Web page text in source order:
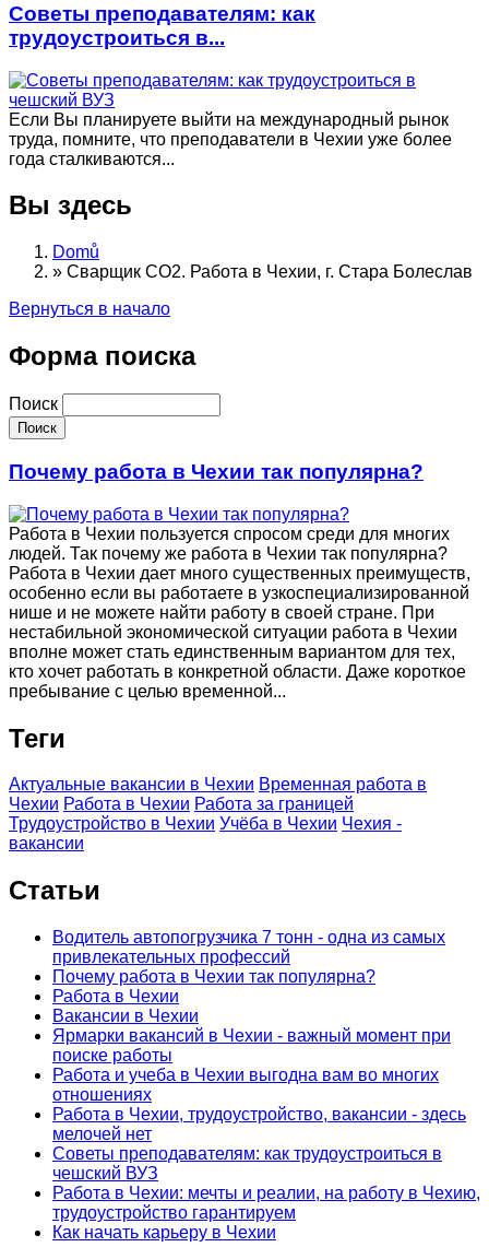
Советы преподавателям: как
трудоустроиться в...
Если Вы планируете выйти на международный рынок
труда, помните, что преподаватели в Чехии уже более
года сталкиваются...
Вы здесь
Domů
» Сварщик CO2. Работа в Чехии, г. Стара Болеслав
Вернуться в начало
Форма поиска
Поиск
Почему работа в Чехии так популярна?
Работа в Чехии пользуется спросом среди для многих
людей. Так почему же работа в Чехии так популярна?
Работа в Чехии дает много существенных преимуществ,
особенно если вы работаете в узкоспециализированной
нише и не можете найти работу в своей стране. При
нестабильной экономической ситуации работа в Чехии
вполне может стать единственным вариантом для тех,
кто хочет работать в конкретной области. Даже короткое
пребывание с целью временной...
Теги
Актуальные вакансии в Чехии Временная работа в
Чехии Работа в Чехии Работа за границей
Трудоустройство в Чехии Учёба в Чехии Чехия -
вакансии
Статьи
Водитель автопогрузчика 7 тонн - одна из самых
привлекательных профессий
Почему работа в Чехии так популярна?
Работа в Чехии
Вакансии в Чехии
Ярмарки вакансий в Чехии - важный момент при
поиске работы
Работа и учеба в Чехии выгодна вам во многих
отношениях
Работа в Чехии, трудоустройство, вакансии - здесь
мелочей нет
Советы преподавателям: как трудоустроиться в
чешский ВУЗ
Работа в Чехии: мечты и реалии, на работу в Чехию,
трудоустройство гарантируем
Как начать карьеру в Чехии